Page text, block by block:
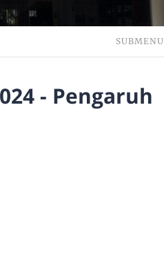
SUBMENU
- Pengaruh